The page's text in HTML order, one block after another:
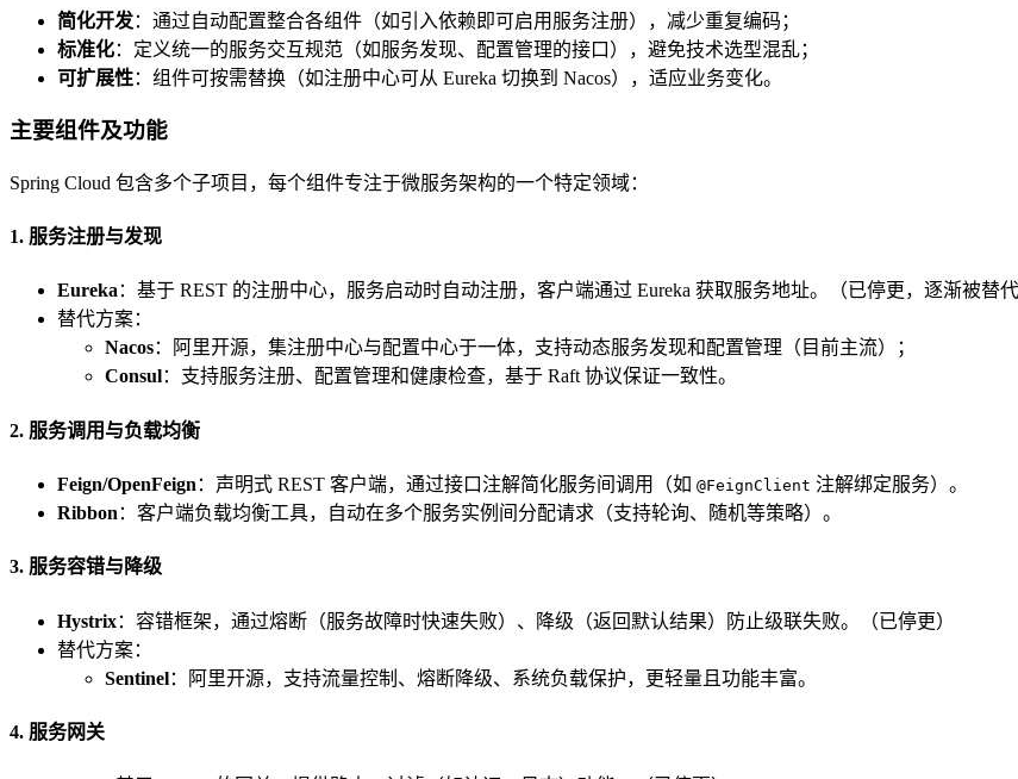
简化开发：通过自动配置整合各组件（如引入依赖即可启用服务注册），减少重复编码；
标准化：定义统一的服务交互规范（如服务发现、配置管理的接口），避免技术选型混乱；
可扩展性：组件可按需替换（如注册中心可从 Eureka 切换到 Nacos），适应业务变化。
主要组件及功能
Spring Cloud 包含多个子项目，每个组件专注于微服务架构的一个特定领域：
1. 服务注册与发现
Eureka：基于 REST 的注册中心，服务启动时自动注册，客户端通过 Eureka 获取服务地址。（已停更，逐渐被替代
替代方案：
Nacos：阿里开源，集注册中心与配置中心于一体，支持动态服务发现和配置管理（目前主流）；
Consul：支持服务注册、配置管理和健康检查，基于 Raft 协议保证一致性。
2. 服务调用与负载均衡
Feign/OpenFeign ：声明式 REST 客户端，通过接口注解简化服务间调用（如 @FeignClient 注解绑定服务）。
Ribbon ：客户端负载均衡工具，自动在多个服务实例间分配请求（支持轮询、随机等策略）。
3. 服务容错与降级
Hystrix：容错框架，通过熔断（服务故障时快速失败）、降级（返回默认结果）防止级联失败。（已停更）
替代方案：
Sentinel：阿里开源，支持流量控制、熔断降级、系统负载保护，更轻量且功能丰富。
4. 服务网关